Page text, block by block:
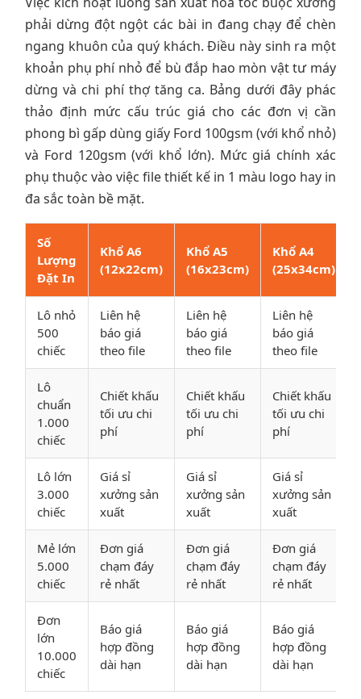
phải dừng đột ngột các bài in đang chạy để chèn
ngang khuôn của quý khách. Điều này sinh ra một
khoản phụ phí nhỏ để bù đắp hao mòn vật tư máy
dừng và chi phí thợ tăng ca. Bảng dưới đây phác
thảo định mức cấu trúc giá cho các đơn vị cần
phong bì gấp dùng giấy Ford 100gsm (với khổ nhỏ)
và Ford 120gsm (với khổ lớn). Mức giá chính xác
phụ thuộc vào việc file thiết kế in 1 màu logo hay in
đa sắc toàn bề mặt.
Số
Lượng
Đặt In
Khổ A6
(12x22cm)
Khổ A5
(16x23cm)
Khổ A4
(25x34cm)
Lô nhỏ
500
chiếc
Liên hệ
báo giá
theo file
Liên hệ
báo giá
theo file
Liên hệ
báo giá
theo file
Lô
chuẩn
1.000
chiếc
Chiết khấu
tối ưu chi
phí
Chiết khấu
tối ưu chi
phí
Chiết khấu
tối ưu chi
phí
Lô lớn
3.000
chiếc
Giá sỉ
xưởng sản
xuất
Giá sỉ
xưởng sản
xuất
Giá sỉ
xưởng sản
xuất
Mẻ lớn
5.000
chiếc
Đơn giá
chạm đáy
rẻ nhất
Đơn giá
chạm đáy
rẻ nhất
Đơn giá
chạm đáy
rẻ nhất
Đơn
lớn
10.000
chiếc
Báo giá
hợp đồng
dài hạn
Báo giá
hợp đồng
dài hạn
Báo giá
hợp đồng
dài hạn